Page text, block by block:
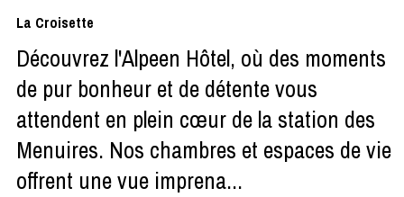
La Croisette
Découvrez l'Alpeen Hôtel, où des moments
de pur bonheur et de détente vous
attendent en plein cœur de la station des
Menuires. Nos chambres et espaces de vie
offrent une vue imprena...